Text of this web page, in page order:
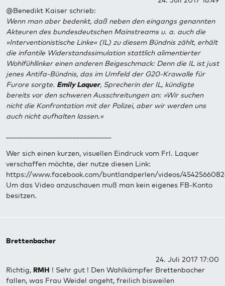
@Benedikt Kaiser schrieb:
Wenn man aber bedenkt, daß neben den eingangs genannten
Akteuren des bundesdeutschen Mainstreams u. a. auch die
»Interventionistische Linke« (IL) zu diesem Bündnis zählt, erhält
die infantile Widerstandssimulation stattlich alimentierter
Wohlfühllinker einen anderen Beigeschmack: Denn die IL ist just
jenes Antifa-Bündnis, das im Umfeld der G20-Krawalle für
Furore sorgte. Emily Laquer, Sprecherin der IL, kündigte
bereits vor den schweren Ausschreitungen an: »Wir suchen
nicht die Konfrontation mit der Polizei, aber wir werden uns
auch nicht aufhalten lassen.«
Wer sich einen kurzen, visuellen Eindruck vom Frl. Laquer
verschaffen möchte, der nutze diesen Link:
https://www.facebook.com/buntlandperlen/videos/
Um das Video anzuschauen muß man kein eigenes FB-Konto
besitzen.
Brettenbacher
24. Juli 2017 17:00
Richtig, RMH ! Sehr gut ! Den Wahlkämpfer Brettenbacher
fallen, was Frau Weidel angeht, freilich bisweilen